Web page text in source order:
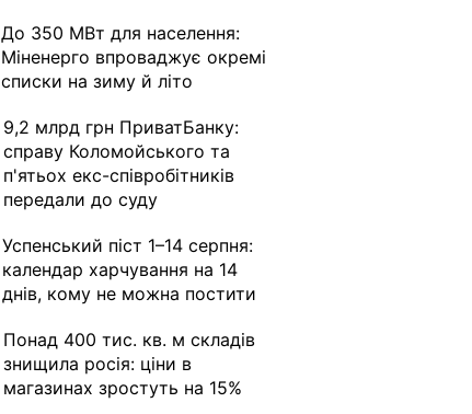
До 350 МВт для населення:
Міненерго впроваджує окремі
списки на зиму й літо
9,2 млрд грн ПриватБанку:
справу Коломойського та
п'ятьох екс-співробітників
передали до суду
Успенський піст 1–14 серпня:
календар харчування на 14
днів, кому не можна постити
Понад 400 тис. кв. м складів
знищила росія: ціни в
магазинах зростуть на 15%